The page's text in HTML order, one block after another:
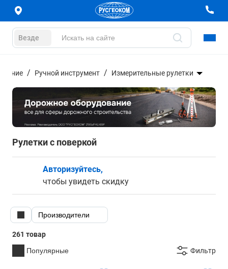
Везде
Ручной инструмент Измерительные рулетки
Рулетки с поверкой
Авторизуйтесь,
чтобы увидеть скидку
Производители
261 товар
Популярные
Фильтр